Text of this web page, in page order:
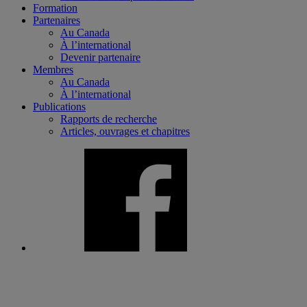
Formation
Partenaires
Au Canada
À l’international
Devenir partenaire
Membres
Au Canada
À l’international
Publications
Rapports de recherche
Articles, ouvrages et chapitres